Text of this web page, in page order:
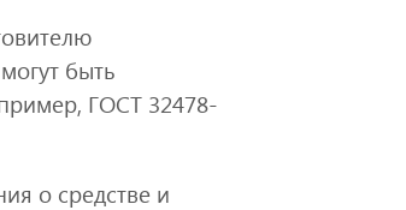
быть
ГОСТ 32478-
о средстве и